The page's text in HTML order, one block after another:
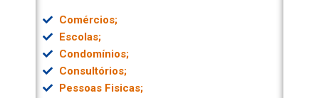
Comércios;
Escolas;
Condomínios;
Consultórios;
Pessoas Fisicas;